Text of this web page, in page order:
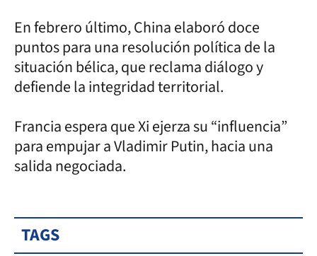
En febrero último, China elaboró doce
puntos para una resolución política de la
situación bélica, que reclama diálogo y
defiende la integridad territorial.
Francia espera que Xi ejerza su “influencia”
para empujar a Vladimir Putin, hacia una
salida negociada.
TAGS